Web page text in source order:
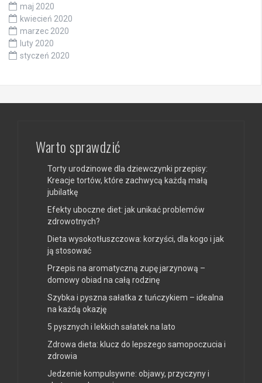
maj 2020
kwiecień 2020
marzec 2020
luty 2020
styczeń 2020
Warto sprawdzić
Torty urodzinowe dla dziewczynki przepisy:
Kreacje tortów, które zachwycą każdą małą
jubilatkę
Efekty uboczne diet: jak unikać problemów
zdrowotnych?
Dieta wysokotłuszczowa: korzyści, dla kogo i jak
ją stosować
Przepis na aromatyczną zupę jarzynową –
domowy obiad na całą rodzinę
Szybka i pyszna sałatka z tuńczykiem – idealna
na każdą okazję
5 pysznych i lekkich sałatek na lato
Zdrowa dieta: klucz do lepszego samopoczucia i
zdrowia
Jedzenie kompulsywne: objawy, przyczyny i